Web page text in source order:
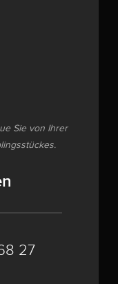
Sie von Ihrer
27